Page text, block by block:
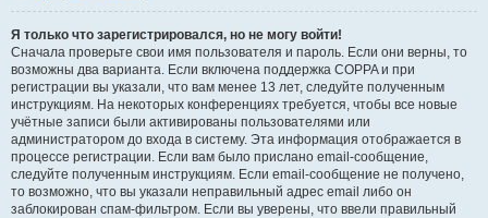
Я только что зарегистрировался, но не могу войти!
Сначала проверьте свои имя пользователя и пароль. Если они верны, то
возможны два варианта. Если включена поддержка COPPA и при
регистрации вы указали, что вам менее 13 лет, следуйте полученным
инструкциям. На некоторых конференциях требуется, чтобы все новые
учётные записи были активированы пользователями или
администратором до входа в систему. Эта информация отображается в
процессе регистрации. Если вам было прислано email-сообщение,
следуйте полученным инструкциям. Если email-сообщение не получено,
то возможно, что вы указали неправильный адрес email либо он
заблокирован спам-фильтром. Если вы уверены, что ввели правильный